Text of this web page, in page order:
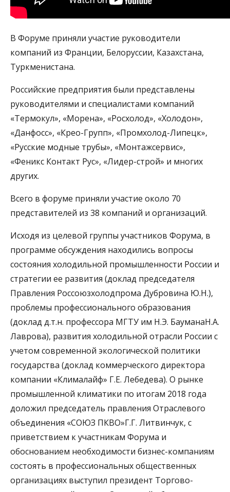
В Форуме приняли участие руководители
компаний из Франции, Белоруссии, Казахстана,
Туркменистана.
Российские предприятия были представлены
руководителями и специалистами компаний
«Термокул», «Морена», «Росхолод», «Холодон»,
«Данфосс», «Крео-Групп», «Промхолод-Липецк»,
«Русские модные трубы», «Монтажсервис»,
«Феникс Контакт Рус», «Лидер-строй» и многих
других.
Всего в форуме приняли участие около 70
представителей из 38 компаний и организаций.
Исходя из целевой группы участников Форума, в
программе обсуждения находились вопросы
состояния холодильной промышленности России и
стратегии ее развития (доклад председателя
Правления Россоюзхолодпрома Дубровина Ю.Н.),
проблемы профессионального образования
(доклад д.т.н. профессора МГТУ им Н.Э. БауманаН.А.
Лаврова), развития холодильной отрасли России с
учетом современной экологической политики
государства (доклад коммерческого директора
компании «Клималайф» Г.Е. Лебедева). О рынке
промышленной климатики по итогам 2018 года
доложил председатель правления Отраслевого
объединения «СОЮЗ ПКВО»Г.Г. Литвинчук, с
приветствием к участникам Форума и
обоснованием необходимости бизнес-компаниям
состоять в профессиональных общественных
организациях выступил президент Торгово-